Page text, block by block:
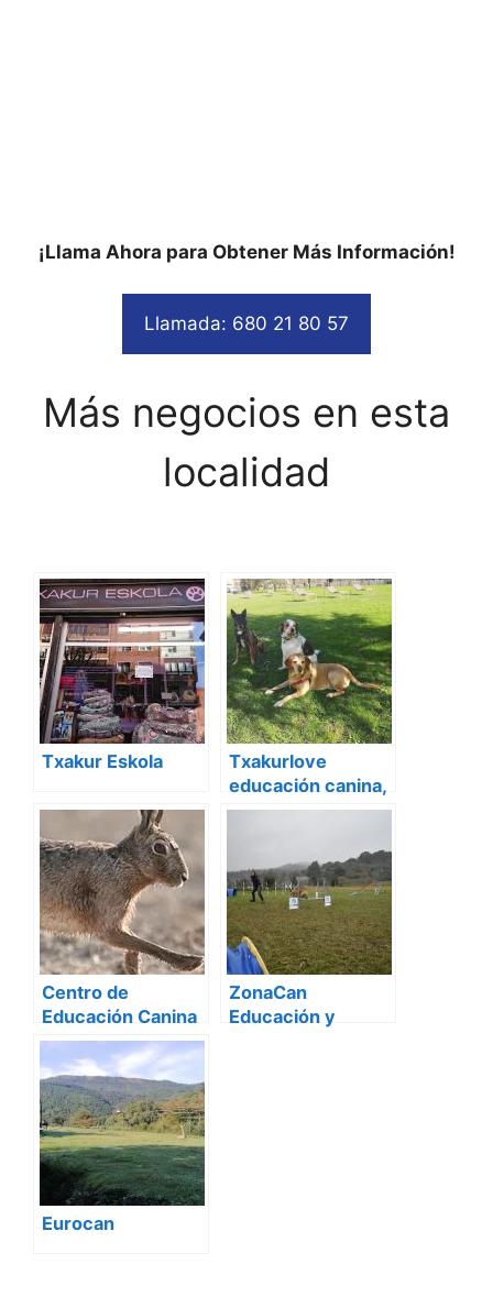
¡Llama Ahora para Obtener Más Información!
Llamada: 680 21 80 57
Más negocios en esta
localidad
Txakur Eskola
Txakurlove
educación canina,
alojamiento,
y venta de
productos para
mascotas
Centro de
Educación Canina
– La Llamada de
Buck – Bilbao
ZonaCan
Educación y
Eurocan